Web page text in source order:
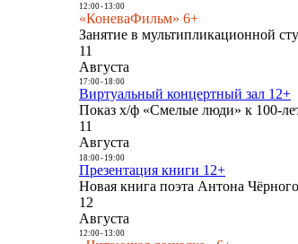
12:00- 13:00
«КоневаФильм» 6+
Занятие в мультипликационной
11
Августа
17:00- 18:00
Виртуальный концертный зал 12+
Показ х/ф «Смелые люди» к 100-
11
Августа
18:00- 19:00
Презентация книги 12+
Новая книга поэта Антона
12
Августа
12:00- 13:00